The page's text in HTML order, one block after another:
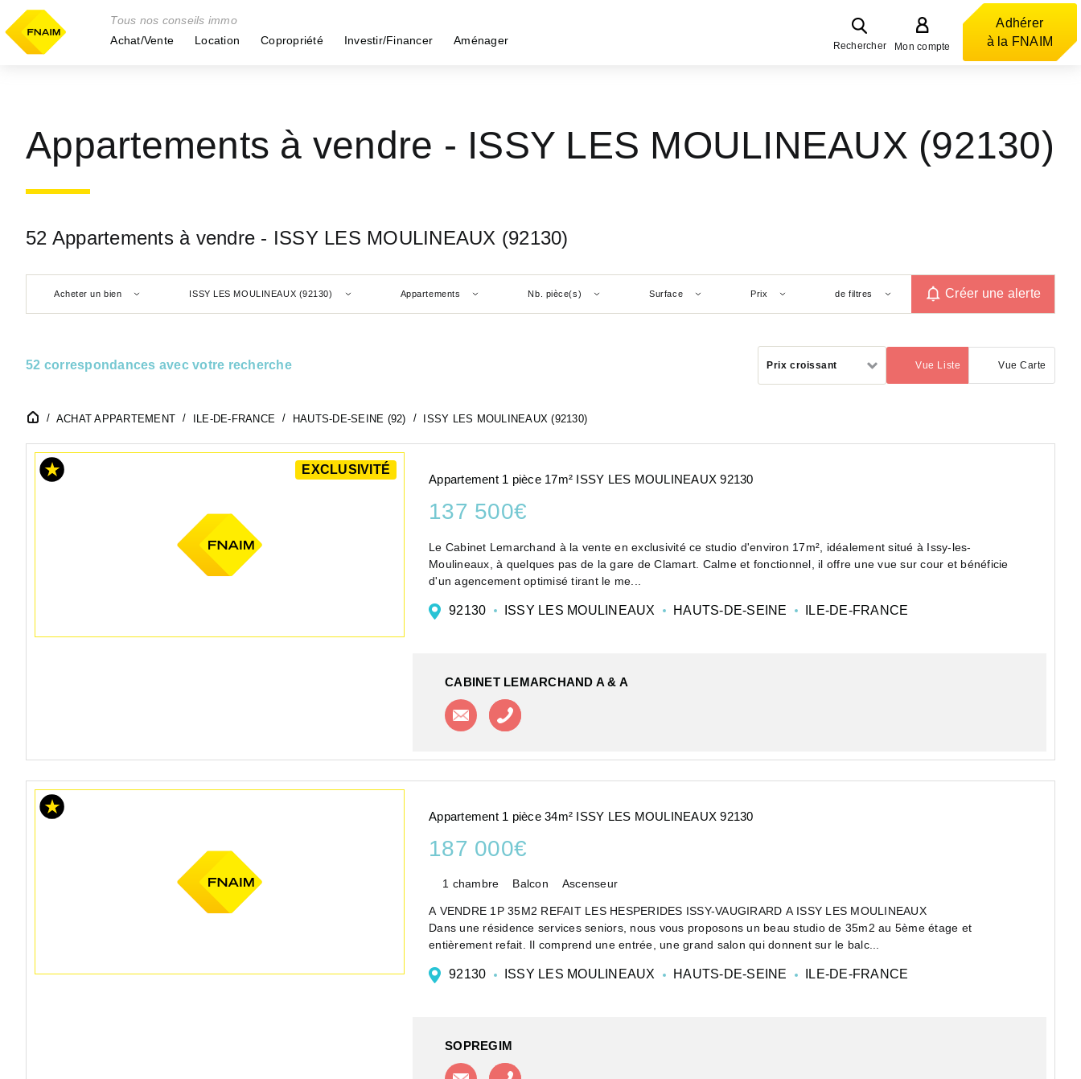
Tous nos conseils immo
Achat/Vente
Location Copropriété Investir/Financer Aménager Rechercher Mon compte
Adhérer
à la FNAIM
Appartements à vendre - ISSY LES MOULINEAUX (92130)
52 Appartements à vendre - ISSY LES MOULINEAUX (92130)
Acheter un bien ISSY LES MOULINEAUX (92130) Appartements Nb. pièce(s) Surface Prix de filtres Créer une alerte
52 correspondances avec votre recherche Prix croissant Vue Liste
(activé) Vue Carte
ACHAT APPARTEMENT ILE-DE-FRANCE HAUTS-DE-SEINE (92) ISSY LES MOULINEAUX (92130)
EXCLUSIVITÉ
Appartement 1 pièce 17m² ISSY LES MOULINEAUX 92130
137 500€
Le Cabinet Lemarchand à la vente en exclusivité ce studio d'environ 17m², idéalement situé à Issy-les-
Moulineaux, à quelques pas de la gare de Clamart. Calme et fonctionnel, il offre une vue sur cour et bénéficie
d'un agencement optimisé tirant le me...
92130 ISSY LES MOULINEAUX HAUTS-DE-SEINE ILE-DE-FRANCE
CABINET LEMARCHAND A & A
Contacter l'agence
Appartement 1 pièce 34m² ISSY LES MOULINEAUX 92130
187 000€
1 chambre Balcon Ascenseur
A VENDRE 1P 35M2 REFAIT LES HESPERIDES ISSY-VAUGIRARD A ISSY LES MOULINEAUX
Dans une résidence services seniors, nous vous proposons un beau studio de 35m2 au 5ème étage et
entièrement refait. Il comprend une entrée, une grand salon qui donnent sur le balc...
92130 ISSY LES MOULINEAUX HAUTS-DE-SEINE ILE-DE-FRANCE
SOPREGIM
Contacter l'agence